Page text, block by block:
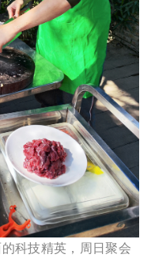
科技精英，周日聚会